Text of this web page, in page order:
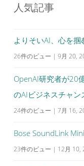
ゲ
シ
ョ
人気記事
よりそいAI、心を
26件のビュー | 9月 20,
OpenAI研究者が20
のAIビジネスチャン
24件のビュー | 7月 16,
Bose SoundLink
23件のビュー | 12月 10,